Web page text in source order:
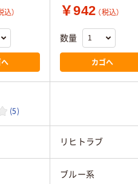
込） ￥942 （税込）
数量
カゴへ
(5)
リヒトラブ
ブルー系